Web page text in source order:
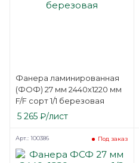
Фанера ламинированная
(ФОФ) 27 мм 2440х1220 мм
F/F сорт 1/1 березовая
5 265 ₽/лист
Под заказ
Арт.: 100386